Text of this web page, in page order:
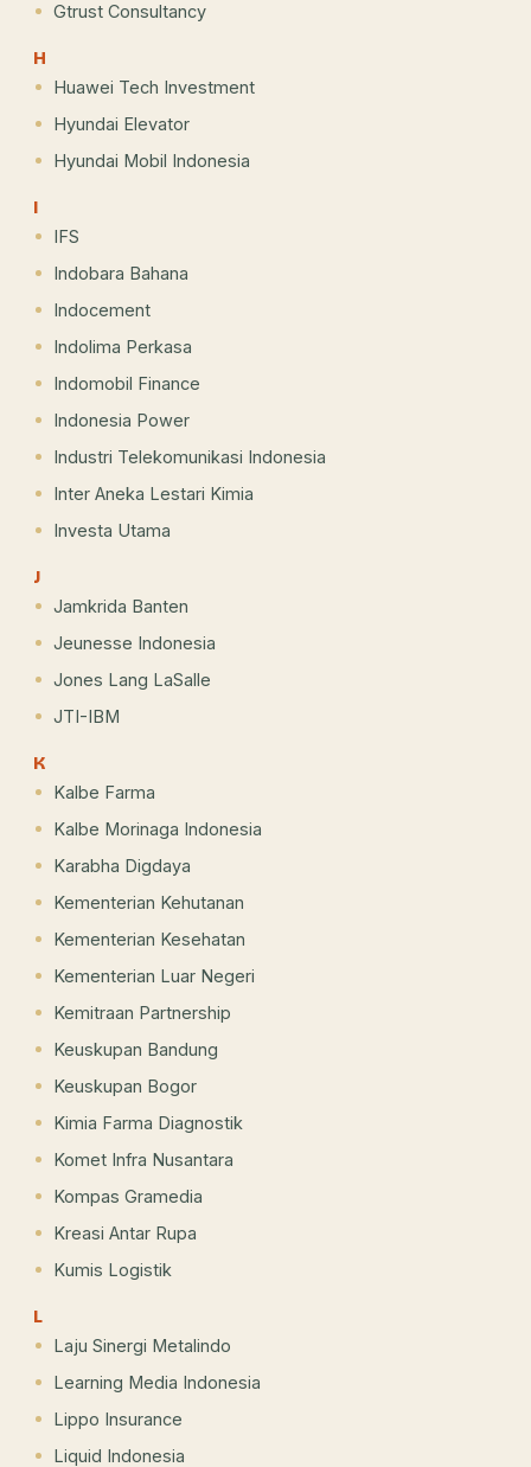
Gtrust Consultancy
H
Huawei Tech Investment
Hyundai Elevator
Hyundai Mobil Indonesia
I
IFS
Indobara Bahana
Indocement
Indolima Perkasa
Indomobil Finance
Indonesia Power
Industri Telekomunikasi Indonesia
Inter Aneka Lestari Kimia
Investa Utama
J
Jamkrida Banten
Jeunesse Indonesia
Jones Lang LaSalle
JTI-IBM
K
Kalbe Farma
Kalbe Morinaga Indonesia
Karabha Digdaya
Kementerian Kehutanan
Kementerian Kesehatan
Kementerian Luar Negeri
Kemitraan Partnership
Keuskupan Bandung
Keuskupan Bogor
Kimia Farma Diagnostik
Komet Infra Nusantara
Kompas Gramedia
Kreasi Antar Rupa
Kumis Logistik
L
Laju Sinergi Metalindo
Learning Media Indonesia
Lippo Insurance
Liquid Indonesia